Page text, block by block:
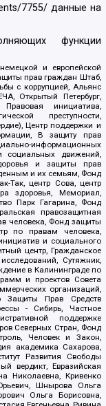
7755/ данные на
функции
и европейской
прав граждан Штаб,
с коррупцией, Альянс
Открытый Петербург,
инициатива,
преступности,
Центр поддержки и
В защиту прав
информационных
социальных движений,
и защиты прав
и их семьям, Фонд
Так, центр Сова, центр
здоровья, Мемориал,
Парк Гагарина, Фонд
правозащитная
человека, Фонд защиты
по правам человека,
и социального
центр, Гражданское
Сутяжник,
в Калининграде по
и проектов Совета
организаций,
Защиты Прав Средств
- Сибирь, Частное
поддержке
Северных Стран, Фонд
Человек и Закон,
академика Сахарова,
Развития Свободы
вердикт, Евразийская
Николаевна, Кривенко
Шнырова Ольга
Ольга Борисовна,